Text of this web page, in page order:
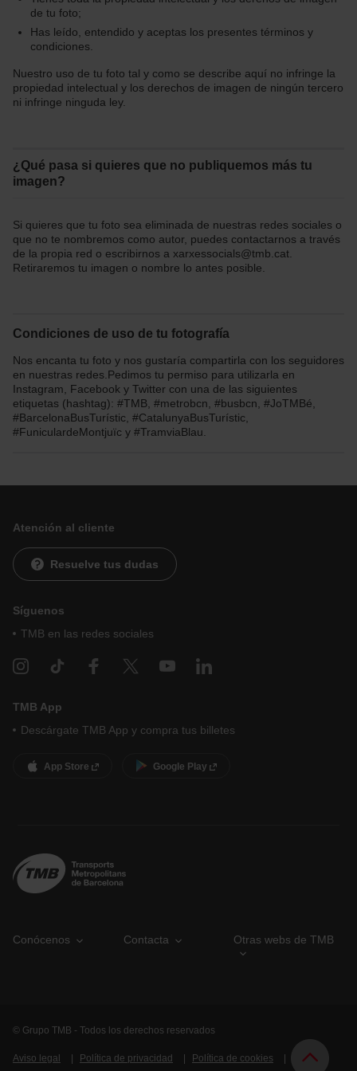
En cualquier momento de la navegación en esta web,
podrás modificar tu selección de cookies seleccionando
la opción “Gestor de cookies”, que encontrarás en el
menú de la parte inferior de la web.
de tu foto;
Has leído, entendido y aceptas los presentes términos y
condiciones.
Nuestro uso de tu foto tal y como se describe aquí no infringe la
propiedad intelectual y los derechos de imagen de ningún tercero
ni infringe ninguda ley.
¿Qué pasa si quieres que no publiquemos más tu
imagen?
Si quieres que tu foto sea eliminada de nuestras redes sociales o
que no te nombremos como autor, puedes contactarnos a través
de la propia red o escribirnos a xarxessocials@tmb.cat.
Retiraremos tu imagen o nombre lo antes posible.
Condiciones de uso de tu fotografía
Nos encanta tu foto y nos gustaría compartirla con los seguidores
en nuestras redes.Pedimos tu permiso para utilizarla en
Instagram, Facebook y Twitter con una de las siguientes
etiquetas (hashtag): #TMB, #metrobcn, #busbcn, #JoTMBé,
#BarcelonaBusTurístic, #CatalunyaBusTurístic,
#FuniculardeMontjuïc y #TramviaBlau.
Atención al cliente
Resuelve tus dudas
Síguenos
TMB en las redes sociales
TMB App
Descárgate TMB App y compra tus billetes
App Store Google Play
Conócenos Contacta Otras webs de TMB
© Grupo TMB - Todos los derechos reservados
Aviso legal Política de privacidad Política de cookies